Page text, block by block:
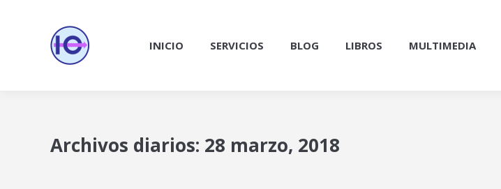
INICIO SERVICIOS BLOG LIBROS MULTIMEDIA
Archivos diarios: 28 marzo, 2018